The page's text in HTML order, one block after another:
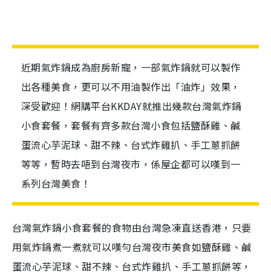
近期氣炸鍋成為廚房新寵，一部氣炸鍋就可以製作
出各種美食，更可以不用油製作出「油炸」效果，
深受歡迎！網購平台KKDAY就推出幾款台灣氣炸鍋
小食套餐，套餐有齊多款台灣小食包括鹽酥雞、鹹
蛋流心芋泥球、甜不辣、台式炸雞扒、手工蔥抓餅
等等，暫時去唔到台灣夜市，係屋企都可以嘆到一
系列台灣美食！
台灣氣炸鍋小食套餐的食物由台灣急凍直送香港，只要
用氣炸鍋煮一煮就可以嘆勻台灣夜市美食如鹽酥雞、鹹
蛋流心芋泥球、甜不辣、台式炸雞扒、手工蔥抓餅等，